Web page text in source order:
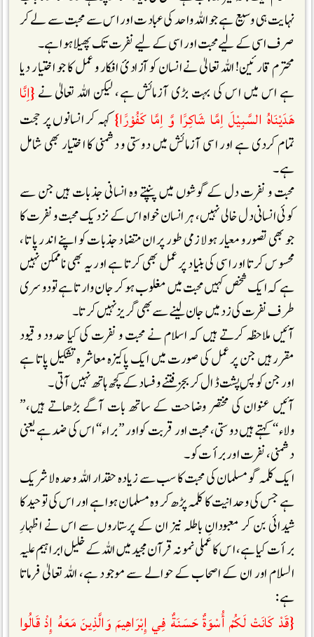
نہایت ہی وسیع ہے جو اللہ واحد کی عبادت اور اس سے محبت سے لے کر
صرف اسی کے لیے محبت اور اسی کے لیے نفرت تک پھیلا ہوا ہے۔
محترم قارئین! اللہ تعالیٰ نے انسان کو آزادیٔ افکار و عمل کا جو اختیار دیا
ہے اس میں اس کی بہت بڑی آزمائش ہے، لیکن اللہ تعالیٰ نے{اِنَّا
هَدَيْنَاهُ السَّبِيْلَ اِمَّا شَاكِرََا وَّ اِمَّا كَفُوْرََا}کہہ کر انسانوں پر حجت
تمام کردی ہے اور اسی آزمائش میں دوستی و دشمنی کا اختیار بھی شامل
ہے۔
محبت و نفرت دل کے گوشوں میں پنپتے وہ انسانی جذبات ہیں جن سے
کوئی انسانی دل خالی نہیں، ہر انسان خواہ اس کے نزدیک محبت و نفرت کا
جو بھی تصور و معیار ہو لازمی طور پر ان متضاد جذبات کو اپنے اندر پاتا ،
محسوس کرتا اور اسی کی بنیاد پر عمل بھی کرتا ہے اور یہ بھی ناممکن نہیں
ہے کہ ایک شخص کہیں محبت میں مغلوب ہو کر جان وارتا ہے تو دوسری
طرف نفرت کی زد میں جان لینے سے بھی گریز نہیں کرتا۔
آئیں ملاحظہ کرتے ہیں کہ اسلام نے محبت و نفرت کی کیا حدود و قیود
مقرر ہیں جن پر عمل کی صورت میں ایک پاکیزہ معاشرہ تشکیل پاتا ہے
اور جن کو پسِ پشت ڈال کر بجز فتنے و فساد کے کچھ ہاتھ نہیں آتی۔
آئیں عنوان کی مختصر وضاحت کے ساتھ بات آگے بڑھاتے ہیں،’’
ولاء‘‘ کہتے ہیں دوستی، محبت اور قربت کواور ’’براء‘‘ اس کی ضد ہے یعنی
دشمنی، نفرت اور برأت کو۔
ایک کلمہ گو مسلمان کی محبت کا سب سے زیادہ حقدار اللہ وحدہ لاشریک
ہے جس کی وحدانیت کا کلمہ پڑھ کر وہ مسلمان ہوا ہے اور اس کی توحید کا
شیدائی بن کر معبودانِ باطلہ نیز ان کے پرستاروں سے اس نے اظہارِ
برأت کیا ہے، اس کا عملی نمونہ قرآن مجید میں اللہ کے خلیل ابراہیم علیہ
السلام اور ان کے اصحاب کے حوالے سے موجود ہے، اللہ تعالیٰ فرماتا
ہے :
{قَدْ كَانَتْ لَكُمْ أُسْوَةٌ حَسَنَةٌ فِي إِبْرَاهِيمَ وَالَّذِينَ مَعَهُ إِذْ قَالُوا